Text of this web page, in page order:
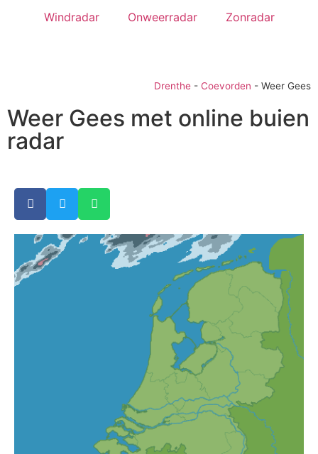
Windradar Onweerradar Zonradar
Drenthe - Coevorden - Weer Gees
Weer Gees met online buien
radar